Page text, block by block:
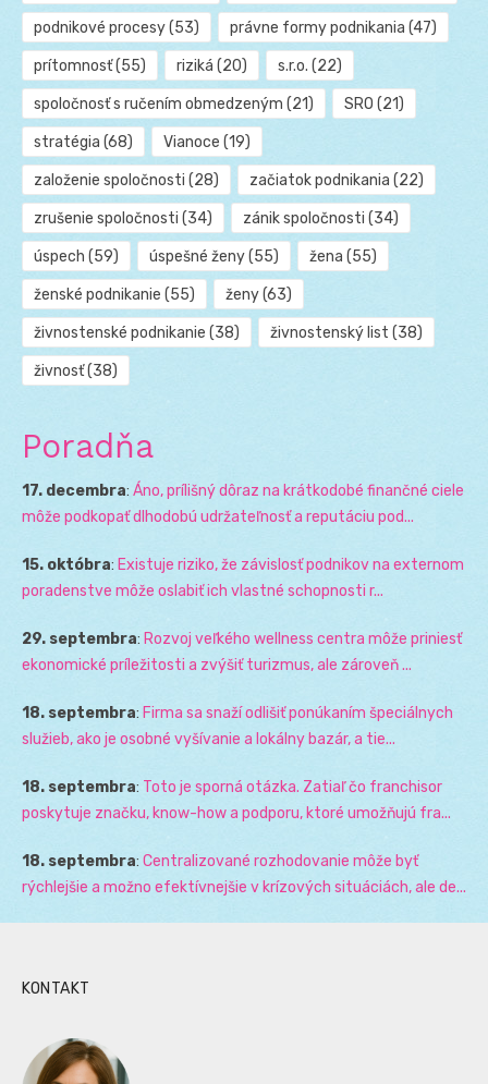
podnikové procesy(53) právne formy podnikania (47)
prítomnosť(55) riziká (20) s.r.o. (22)
spoločnosť s ručením obmedzeným (21) SRO (21)
stratégia (68) Vianoce (19)
založenie spoločnosti (28) začiatok podnikania (22)
zrušenie spoločnosti (34) zánik spoločnosti (34)
úspech (59) úspešné ženy(55) žena (55)
ženské podnikanie (55) ženy(63)
živnostenské podnikanie (38) živnostenský list (38)
živnosť(38)
Poradňa
17. decembra: Áno, prílišný dôraz na krátkodobé finančné ciele
môže podkopať dlhodobú udržateľnosť a reputáciu pod...
15. októbra: Existuje riziko, že závislosť podnikov na externom
poradenstve môže oslabiť ich vlastné schopnosti r...
29. septembra: Rozvoj veľkého wellness centra môže priniesť
ekonomické príležitosti a zvýšiť turizmus, ale zároveň ...
18. septembra: Firma sa snaží odlišiť ponúkaním špeciálnych
služieb, ako je osobné vyšívanie a lokálny bazár, a tie...
18. septembra: Toto je sporná otázka. Zatiaľ čo franchisor
poskytuje značku, know-how a podporu, ktoré umožňujú fra...
18. septembra: Centralizované rozhodovanie môže byť
rýchlejšie a možno efektívnejšie v krízových situáciách, ale de...
KONTAKT